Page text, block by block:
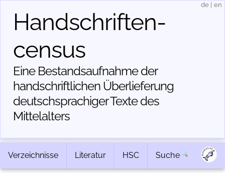
Handschriften­
census
Eine Bestandsaufnahme der
handschriftlichen Über­lieferung
deutschsprachiger Texte des
Mittelalters
de en
Verzeichnisse Literatur HSC Suche